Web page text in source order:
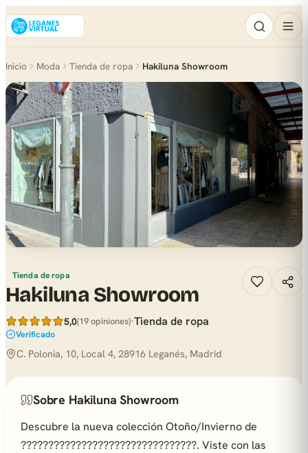
Inicio Moda Tienda de ropa Hakiluna Showroom
Tienda de ropa
Hakiluna Showroom
5,0(19 opiniones)·Tienda de ropa
Verificado
C. Polonia, 10, Local 4, 28916 Leganés, Madrid
Sobre Hakiluna Showroom
Descubre la nueva colección Otoño/Invierno de
????????????????????????????????. Viste con las